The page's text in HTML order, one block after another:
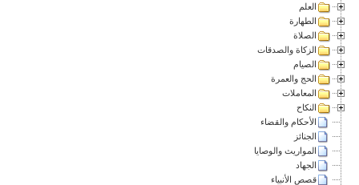
العلم
الطهارة
الصلاة
الزكاة والصدقات
الصيام
الحج والعمرة
المعاملات
النكاح
الأحكام والقضاء
الجنائز
المواريث والوصايا
الجهاد
قصص الأنبياء